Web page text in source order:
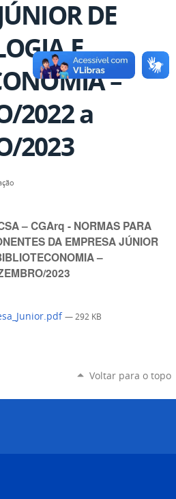
DE
E
–
2022 a
2023
– CGArq - NORMAS PARA
DA EMPRESA JÚNIOR
–
2023
— 292 KB
Voltar para o topo